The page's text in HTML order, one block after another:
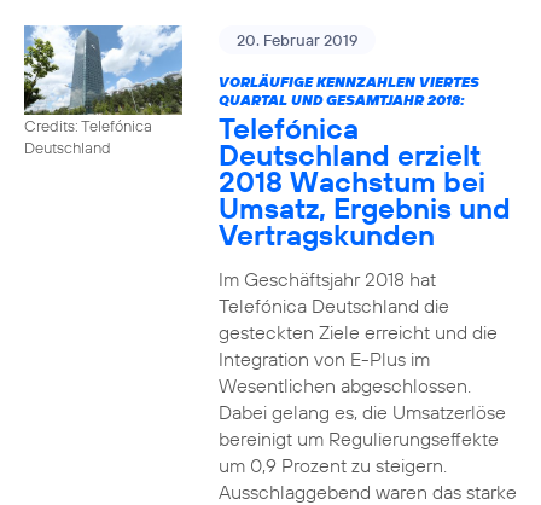
Credits: Telefónica
Deutschland
20. Februar 2019
VORLÄUFIGE KENNZAHLEN VIERTES
QUARTAL UND GESAMTJAHR 2018:
Telefónica
Deutschland erzielt
2018 Wachstum bei
Umsatz, Ergebnis und
Vertragskunden
Im Geschäftsjahr 2018 hat
Telefónica Deutschland die
gesteckten Ziele erreicht und die
Integration von E-Plus im
Wesentlichen abgeschlossen.
Dabei gelang es, die Umsatzerlöse
bereinigt um Regulierungseffekte
um 0,9 Prozent zu steigern.
Ausschlaggebend waren das starke